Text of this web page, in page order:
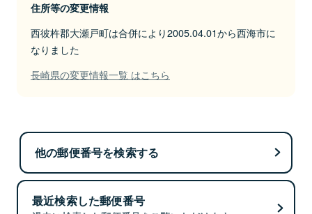
住所等の変更情報
西彼杵郡大瀬戸町は合併により2005.04.01から西海市に
なりました
長崎県の変更情報一覧 はこちら
他の郵便番号を検索する
最近検索した郵便番号